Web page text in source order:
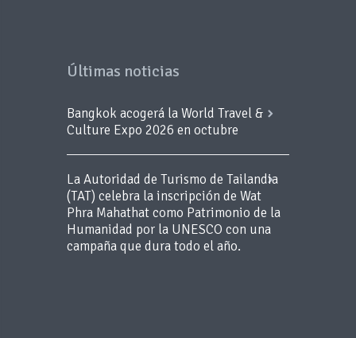
Últimas noticias
Bangkok acogerá la World Travel &
Culture Expo 2026 en octubre
La Autoridad de Turismo de Tailandia
(TAT) celebra la inscripción de Wat
Phra Mahathat como Patrimonio de la
Humanidad por la UNESCO con una
campaña que dura todo el año.